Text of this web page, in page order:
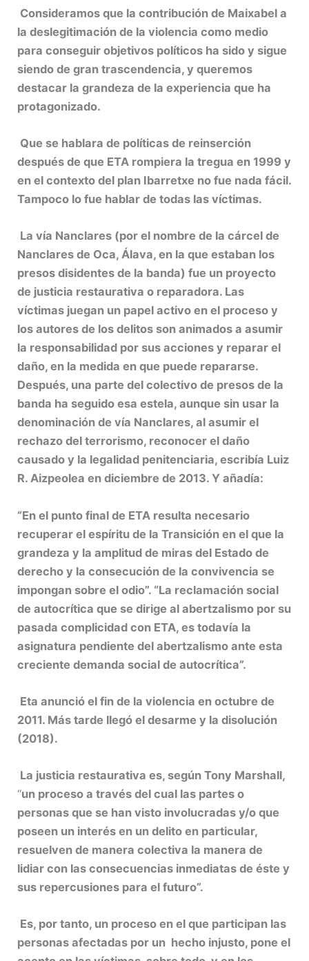
Consideramos que la contribución de Maixabel a
la deslegitimación de la violencia como medio
para conseguir objetivos políticos ha sido y sigue
siendo de gran trascendencia, y queremos
destacar la grandeza de la experiencia que ha
protagonizado.
Que se hablara de políticas de reinserción
después de que ETA rompiera la tregua en 1999 y
en el contexto del plan Ibarretxe no fue nada fácil.
Tampoco lo fue hablar de todas las víctimas.
La vía Nanclares (por el nombre de la cárcel de
Nanclares de Oca, Álava, en la que estaban los
presos disidentes de la banda) fue un proyecto
de justicia restaurativa o reparadora. Las
víctimas juegan un papel activo en el proceso y
los autores de los delitos son animados a asumir
la responsabilidad por sus acciones y reparar el
daño, en la medida en que puede repararse.
Después, una parte del colectivo de presos de la
banda ha seguido esa estela, aunque sin usar la
denominación de vía Nanclares, al asumir el
rechazo del terrorismo, reconocer el daño
causado y la legalidad penitenciaria, escribía Luiz
R. Aizpeolea en diciembre de 2013. Y añadía:
“En el punto final de ETA resulta necesario
recuperar el espíritu de la Transición en el que la
grandeza y la amplitud de miras del Estado de
derecho y la consecución de la convivencia se
impongan sobre el odio”. “La reclamación social
de autocrítica que se dirige al abertzalismo por su
pasada complicidad con ETA, es todavía la
asignatura pendiente del abertzalismo ante esta
creciente demanda social de autocrítica”.
Eta anunció el fin de la violencia en octubre de
2011. Más tarde llegó el desarme y la disolución
(2018).
La justicia restaurativa es, según Tony Marshall,
“un proceso a través del cual las partes o
personas que se han visto involucradas y/o que
poseen un interés en un delito en particular,
resuelven de manera colectiva la manera de
lidiar con las consecuencias inmediatas de éste y
sus repercusiones para el futuro”.
Es, por tanto, un proceso en el que participan las
personas afectadas por un hecho injusto, pone el